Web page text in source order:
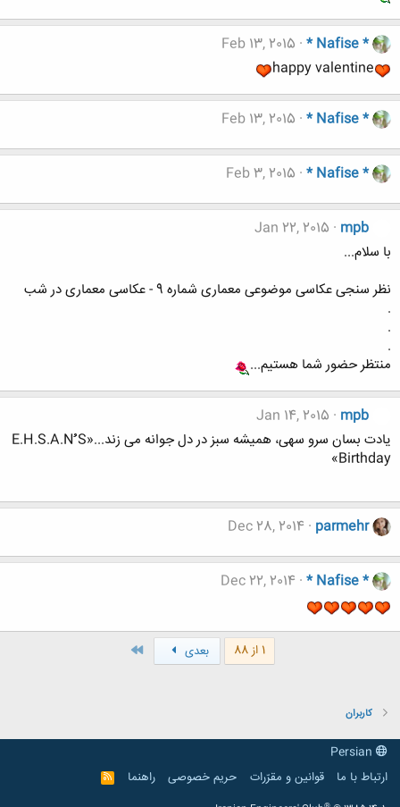
* Nafise *
Feb 13, 2015
happy valentine
* Nafise *
Feb 13, 2015
* Nafise *
Feb 3, 2015
mpb
Jan 22, 2015
با سلام...
نظر سنجی عکاسی موضوعی معماری شماره 9 - عکاسی معماری در شب
.
.
.
منتظر حضور شما هستیم...
mpb
Jan 14, 2015
یادت بسان سرو سهی، همیشه سبز در دل جوانه می زند...«E.H.S.A.Nُُُ S
Birthday»
parmehr
Dec 28, 2014
* Nafise *
Dec 22, 2014
1 از 88 بعدی
کاربران
ارتباط با ما
قوانین و مقرّرات حریم خصوصی راهنما
R
S